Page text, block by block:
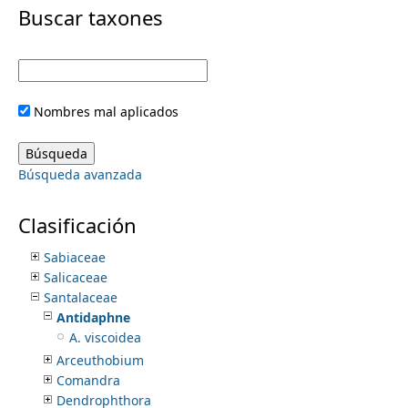
i
m
r
y
t
n
u
Buscar taxones
Nombres mal aplicados
Búsqueda avanzada
Clasificación
Potamogetonaceae
Proteaceae
Resedaceae
Rhizophoraceae
Rosaceae
Ruppiaceae
Rutaceae
Sabiaceae
Salicaceae
Santalaceae
Antidaphne
A. viscoidea
Arceuthobium
Comandra
Dendrophthora